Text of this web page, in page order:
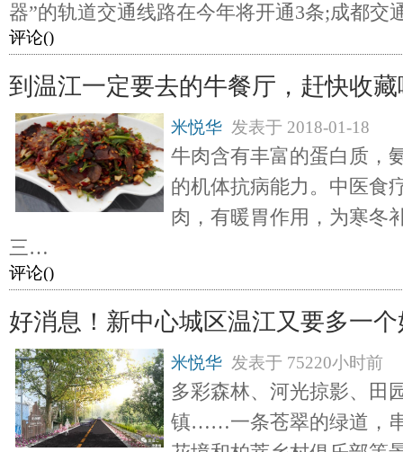
器”的轨道交通线路在今年将开通3条;成都
评论()
到温江一定要去的牛餐厅，赶快收藏
米悦华 发表于 2018-01-18
牛肉含有丰富的蛋白质，
的机体抗病能力。中医食
肉，有暖胃作用，为寒冬
三…
评论()
好消息！新中心城区温江又要多一
米悦华 发表于 75220小时前
多彩森林、河光掠影、田
镇……一条苍翠的绿道，